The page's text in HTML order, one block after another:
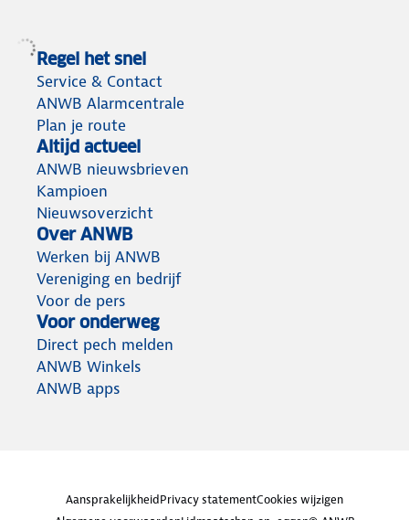
Regel het snel
Service & Contact
ANWB Alarmcentrale
Plan je route
Altijd actueel
ANWB nieuwsbrieven
Kampioen
Nieuwsoverzicht
Over ANWB
Werken bij ANWB
Vereniging en bedrijf
Voor de pers
Voor onderweg
Direct pech melden
ANWB Winkels
ANWB apps
AansprakelijkheidPrivacy statementCookies wijzigen